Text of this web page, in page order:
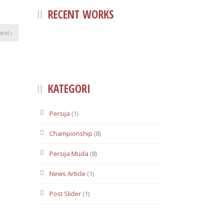
›
RECENT WORKS
KATEGORI
Persija (1)
Championship (8)
Persija Muda (8)
News Article (1)
Post Slider (1)